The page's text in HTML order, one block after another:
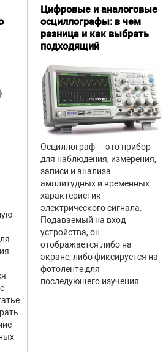
Цифровые и аналоговые
осциллографы: в чем
разница и как выбрать
подходящий
Осциллограф — это прибор
для наблюдения, измерения,
записи и анализа
амплитудных и временных
характеристик
электрического сигнала.
Подаваемый на вход
устройства, он
отображается либо на
экране, либо фиксируется на
фотоленте для
последующего изучения.